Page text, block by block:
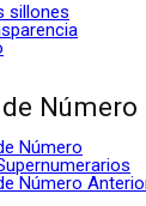
sillones
Número
Número
Número